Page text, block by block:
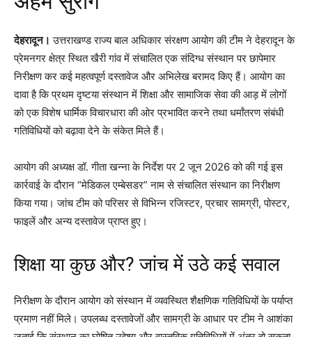
देहरादून। उत्तराखण्ड राज्य बाल अधिकार संरक्षण आयोग की टीम ने देहरादून के
प्रेमनगर क्षेत्र स्थित खैरी गांव में संचालित एक संदिग्ध संस्थान पर छापेमार
निरीक्षण कर कई महत्वपूर्ण दस्तावेज और अभिलेख बरामद किए हैं। आयोग का
दावा है कि प्रथम दृष्टया संस्थान में शिक्षा और सामाजिक सेवा की आड़ में लोगों
को एक विशेष धार्मिक विचारधारा की ओर प्रभावित करने तथा धर्मांतरण संबंधी
गतिविधियों को बढ़ावा देने के संकेत मिले हैं।
आयोग की अध्यक्ष डॉ. गीता खन्ना के निर्देश पर 2 जून 2026 को की गई इस
कार्रवाई के दौरान “मेडिकल एम्बेसडर” नाम से संचालित संस्थान का निरीक्षण
किया गया। जांच टीम को परिसर से विभिन्न रजिस्टर, प्रचार सामग्री, पोस्टर,
फाइलें और अन्य दस्तावेज प्राप्त हुए।
शिक्षा या कुछ और? जांच में उठे कई सवाल
निरीक्षण के दौरान आयोग को संस्थान में व्यवस्थित शैक्षणिक गतिविधियों के पर्याप्त
प्रमाण नहीं मिले। उपलब्ध दस्तावेजों और सामग्री के आधार पर टीम ने आशंका